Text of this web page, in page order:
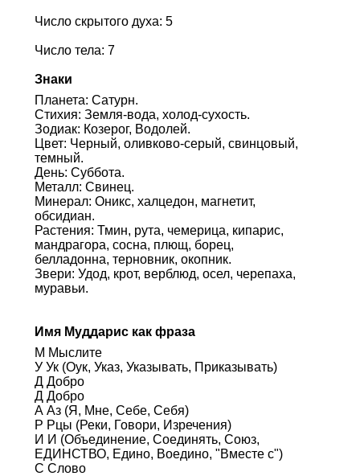
Число скрытого духа: 5
Число тела: 7
Знаки
Планета: Сатурн.
Стихия: Земля-вода, холод-сухость.
Зодиак: Козерог, Водолей.
Цвет: Черный, оливково-серый, свинцовый,
темный.
День: Суббота.
Металл: Свинец.
Минерал: Оникс, халцедон, магнетит,
обсидиан.
Растения: Тмин, рута, чемерица, кипарис,
мандрагора, сосна, плющ, борец,
белладонна, терновник, окопник.
Звери: Удод, крот, верблюд, осел, черепаха,
муравьи.
Имя Муддарис как фраза
М Мыслите
У Ук (Оук, Указ, Указывать, Приказывать)
Д Добро
Д Добро
А Аз (Я, Мне, Себе, Себя)
Р Рцы (Реки, Говори, Изречения)
И И (Объединение, Соединять, Союз,
ЕДИНСТВО, Едино, Воедино, "Вместе с")
С Слово